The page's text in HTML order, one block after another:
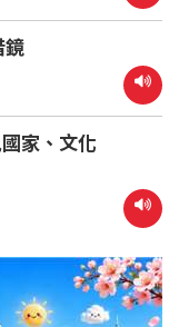
鏡
家、文化